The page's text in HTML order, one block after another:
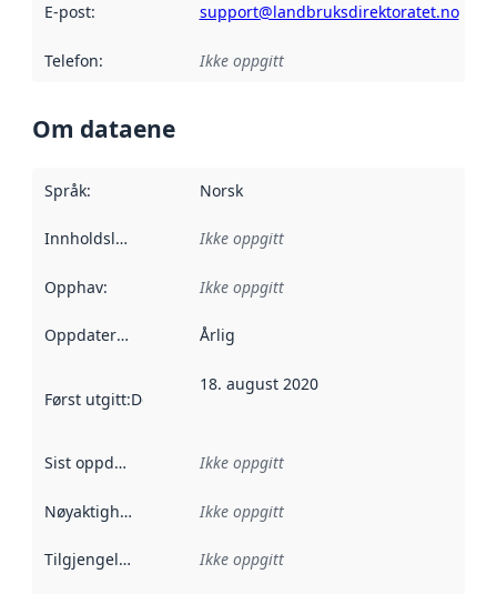
E-post: support@landbruksdirektoratet.no
Telefon: Ikke oppgitt
Om dataene
Språk: Norsk
Innholdsleverandører :
Ikke oppgitt
Opphav: Ikke oppgitt
Oppdateringsfrekvens :
Årlig
Først utgitt:Denne datoen sier når dataene i dette
18. august 2020
Sist oppdatert Ikke oppgitt
Nøyaktighet Ikke oppgitt
Tilgjengelighet Ikke oppgitt